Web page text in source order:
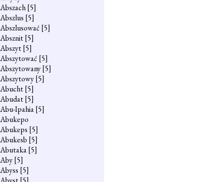
Abszach[5]
Abszlus [5]
Abszlusować [5]
Absznit[5]
Abszyt[5]
Abszytować [5]
Abszytowany[5]
Abszytowy[5]
Abucht[5]
Abudat[5]
Abu-Ipahia[5]
Abukepo
Abukeps [5]
Abukesb [5]
Abutaka[5]
Aby[5]
Abyss [5]